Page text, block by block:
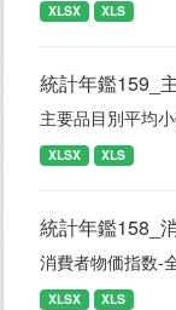
XLSX XLS
統計年鑑159_
主要品目別平均
XLSX XLS
統計年鑑158_
消費者物価指数-
XLSX XLS